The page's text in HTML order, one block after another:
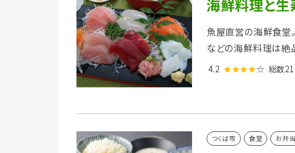
海鮮料理と生
魚屋直営の海鮮食堂
などの海鮮料理は絶
4.2 ★★★★☆ 総数21
つくば市 食堂 お弁